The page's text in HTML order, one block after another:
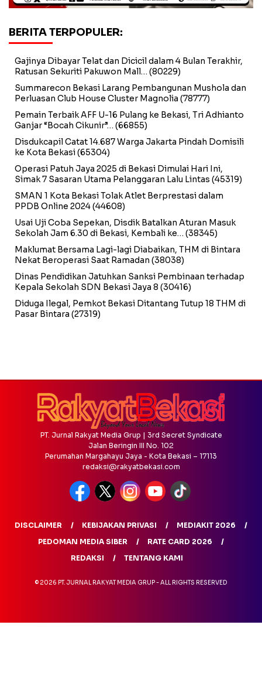
BERITA TERPOPULER:
Gajinya Dibayar Telat dan Dicicil dalam 4 Bulan Terakhir,
Ratusan Sekuriti Pakuwon Mall… (80229)
Summarecon Bekasi Larang Pembangunan Mushola dan
Perluasan Club House Cluster Magnolia (78777)
Pemain Terbaik AFF U-16 Pulang ke Bekasi, Tri Adhianto
Ganjar “Bocah Cikunir”… (66855)
Disdukcapil Catat 14.687 Warga Jakarta Pindah Domisili
ke Kota Bekasi(65304)
Operasi Patuh Jaya 2025 di Bekasi Dimulai Hari Ini,
Simak 7 Sasaran Utama Pelanggaran Lalu Lintas (45319)
SMAN 1 Kota Bekasi Tolak Atlet Berprestasi dalam
PPDB Online 2024(44608)
Usai Uji Coba Sepekan, Disdik Batalkan Aturan Masuk
Sekolah Jam 6.30 di Bekasi, Kembali ke… (38345)
Maklumat Bersama Lagi-lagi Diabaikan, THM di Bintara
Nekat Beroperasi Saat Ramadan (38038)
Dinas Pendidikan Jatuhkan Sanksi Pembinaan terhadap
Kepala Sekolah SDN Bekasi Jaya 8 (30416)
Diduga Ilegal, Pemkot Bekasi Ditantang Tutup 18 THM di
Pasar Bintara (27319)
PT. Jurnal Rakyat Media Grup | 3rd Secret Syndicate
Jalan Beringin III No. 102
Perumahan Margahayu Jaya - Kota Bekasi – 17113
redaksi@rakyatbekasi.com
DISCLAIMER KEBIJAKAN PRIVASI
MEDIAKIT 2026
PEDOMAN MEDIA SIBER
RATE CARD 2026
REDAKSI
TENTANG KAMI
© 2026 PT. JURNAL RAKYAT MEDIA GRUP - ALL RIGHTS RESERVED